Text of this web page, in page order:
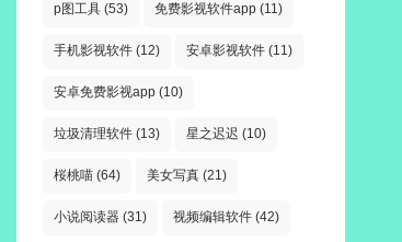
p图工具 (53) 免费影视软件app (11)
手机影视软件 (12) 安卓影视软件 (11)
安卓免费影视app (10)
垃圾清理软件 (13) 星之迟迟 (10)
桜桃喵 (64) 美女写真 (21)
小说阅读器 (31) 视频编辑软件 (42)